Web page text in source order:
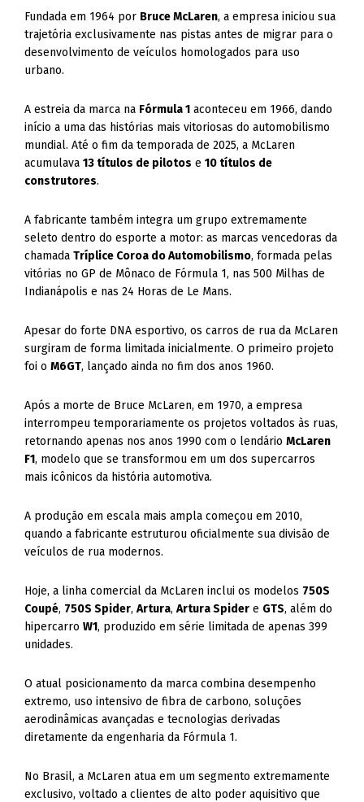
Fundada em 1964 por Bruce McLaren, a empresa iniciou sua
trajetória exclusivamente nas pistas antes de migrar para o
desenvolvimento de veículos homologados para uso
urbano.
A estreia da marca na Fórmula 1 aconteceu em 1966, dando
início a uma das histórias mais vitoriosas do automobilismo
mundial. Até o fim da temporada de 2025, a McLaren
acumulava13 títulos de pilotos e10 títulos de
construtores.
A fabricante também integra um grupo extremamente
seleto dentro do esporte a motor: as marcas vencedoras da
chamadaTríplice Coroa do Automobilismo, formada pelas
vitórias no GP de Mônaco de Fórmula 1, nas 500 Milhas de
Indianápolis e nas 24 Horas de Le Mans.
Apesar do forte DNA esportivo, os carros de rua da McLaren
surgiram de forma limitada inicialmente. O primeiro projeto
foi oM6GT, lançado ainda no fim dos anos 1960.
Após a morte de Bruce McLaren, em 1970, a empresa
interrompeu temporariamente os projetos voltados às ruas,
retornando apenas nos anos 1990 com o lendárioMcLaren
F1, modelo que se transformou em um dos supercarros
mais icônicos da história automotiva.
A produção em escala mais ampla começou em 2010,
quando a fabricante estruturou oficialmente sua divisão de
veículos de rua modernos.
Hoje, a linha comercial da McLaren inclui os modelos 750S
Coupé, 750S Spider,Artura,Artura Spider e GTS, além do
hipercarroW1, produzido em série limitada de apenas 399
unidades.
O atual posicionamento da marca combina desempenho
extremo, uso intensivo de fibra de carbono, soluções
aerodinâmicas avançadas e tecnologias derivadas
diretamente da engenharia da Fórmula 1.
No Brasil, a McLaren atua em um segmento extremamente
exclusivo, voltado a clientes de alto poder aquisitivo que